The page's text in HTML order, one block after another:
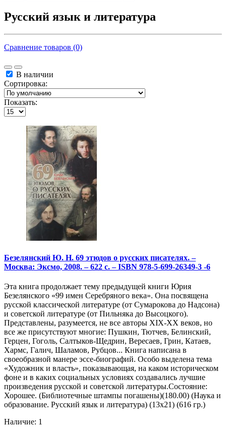
Русский язык и литература
Сравнение товаров (0)
В наличии
Сортировка:
Показать:
Безелянский Ю. Н. 69 этюдов о русских писателях. –
Москва: Эксмо, 2008. – 622 с. – ISBN 978-5-699-26349-3 -6
Эта книга продолжает тему предыдущей книги Юрия
Безелянского «99 имен Серебряного века». Она посвящена
русской классической литературе (от Сумарокова до Надсона)
и советской литературе (от Пильняка до Высоцкого).
Представлены, разумеется, не все авторы XIX-XX веков, но
все же присутствуют многие: Пушкин, Тютчев, Белинский,
Герцен, Гоголь, Салтыков-Щедрин, Вересаев, Грин, Катаев,
Хармс, Галич, Шаламов, Рубцов... Книга написана в
своеобразной манере эссе-биографий. Особо выделена тема
«Художник и власть», показывающая, на каком историческом
фоне и в каких социальных условиях создавались лучшие
произведения русской и советской литературы.Состояние:
Хорошее. (Библиотечные штампы погашены)(180.00) (Наука и
образование. Русский язык и литература) (13х21) (616 гр.)
Наличие: 1